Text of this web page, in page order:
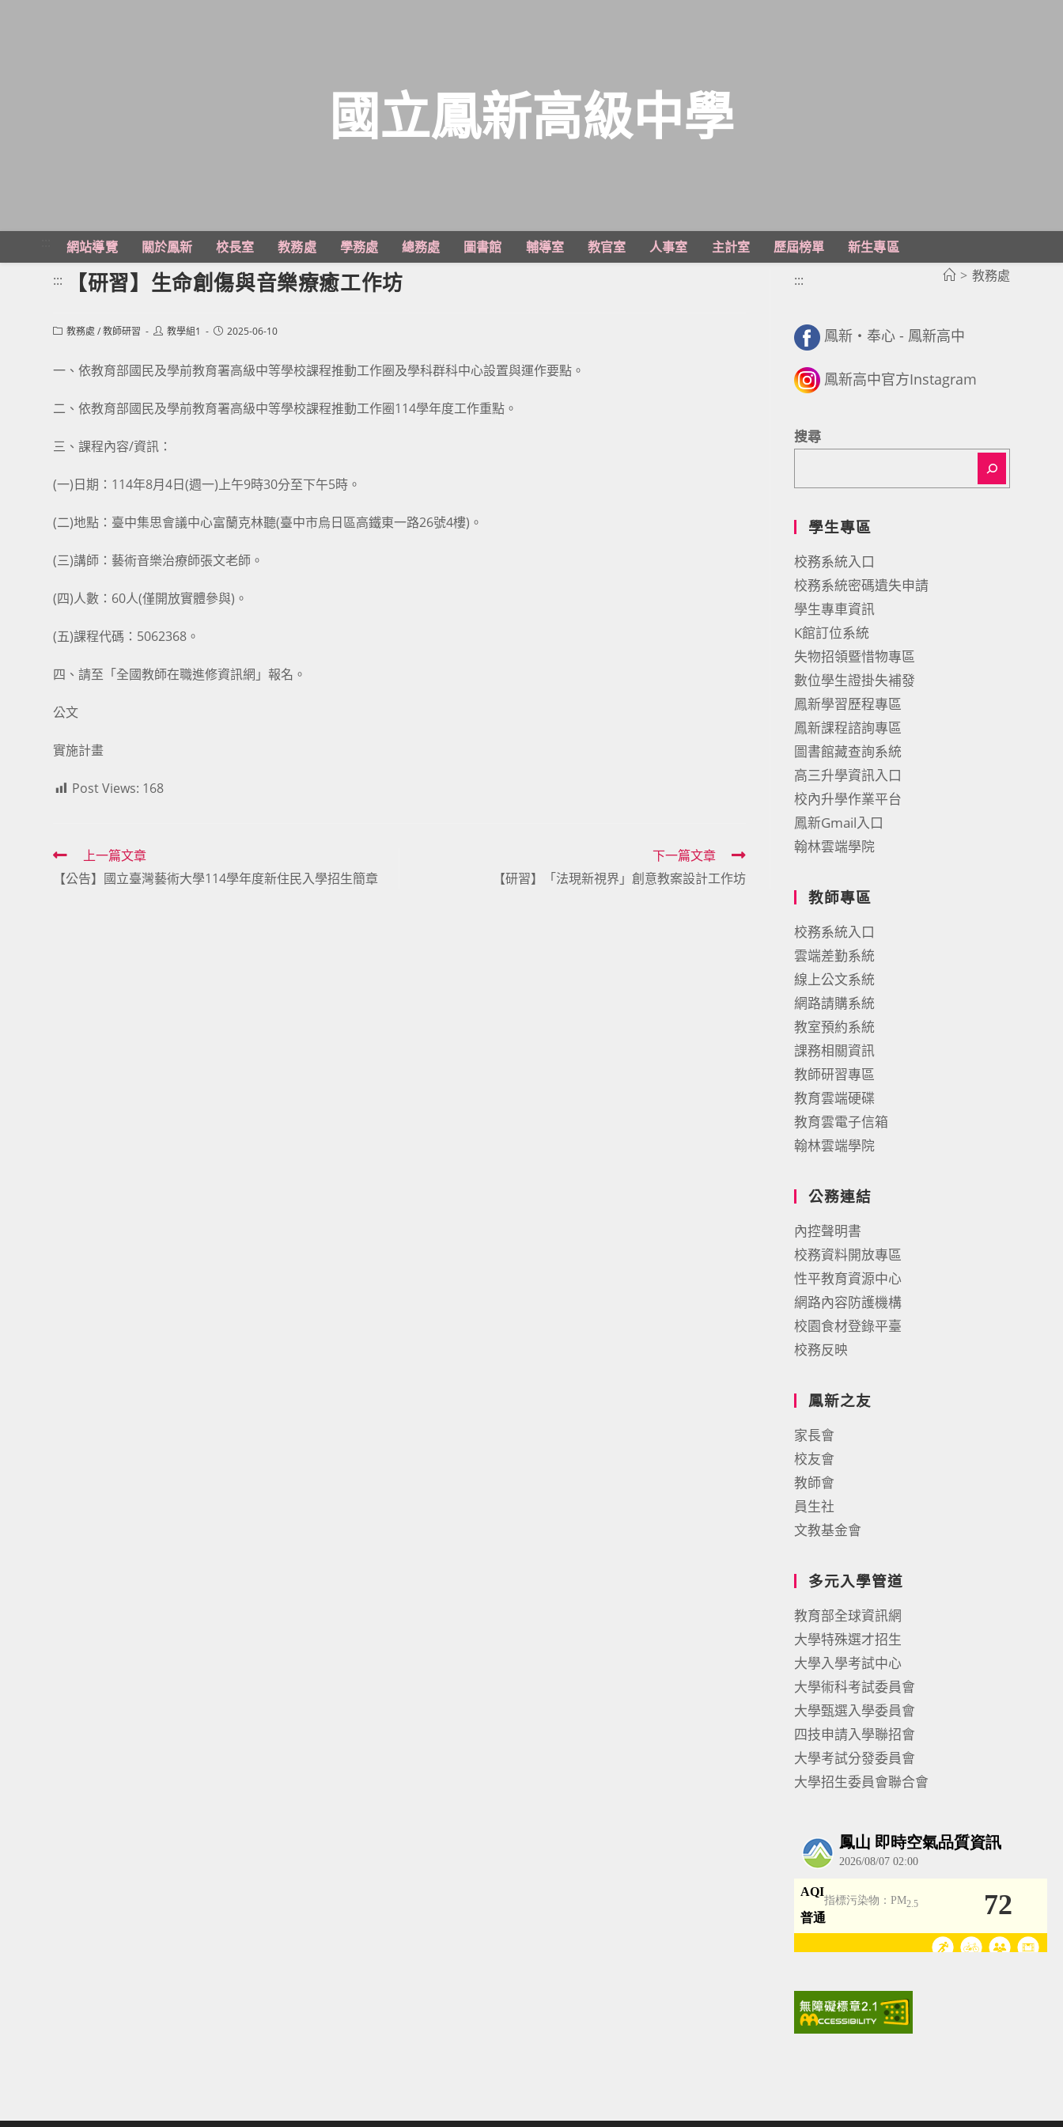
主
國立鳳新高級中學
網站導覽 關於鳳新 校長室 教務處 學務處 總務處 圖書館 輔導室 教官室 人事室 主計室 歷屆榜單
新生專區
> 教務處
::: 【研習】生命創傷與音樂療癒工作坊
Post教務處 /教師研習
Post教學組1
Post2025-06-10
一、依教育部國民及學前教育署高級中等學校課程推動工作圈及學科群科中心設置與運作要點。
二、依教育部國民及學前教育署高級中等學校課程推動工作圈114學年度工作重點。
三、課程內容/資訊：
(一)日期：114年8月4日(週一)上午9時30分至下午5時。
(二)地點：臺中集思會議中心富蘭克林聽(臺中市烏日區高鐵東一路26號4樓)。
(三)講師：藝術音樂治療師張文老師。
(四)人數：60人(僅開放實體參與)。
(五)課程代碼：5062368。
四、請至「全國教師在職進修資訊網」報名。
公文
實施計畫
Post Views: 168
Read
more
上一篇文章
【公告】國立臺灣藝術大學114學年度新住民入學招生簡章
下一篇文章
【研習】「法現新視界」創意教案設計工作坊
:::
鳳新・奉心 - 鳳新高中
鳳新高中官方Instagram
搜尋
學生專區
校務系統入口
校務系統密碼遺失申請
學生專車資訊
K館訂位系統
失物招領暨惜物專區
數位學生證掛失補發
鳳新學習歷程專區
鳳新課程諮詢專區
圖書館藏查詢系統
高三升學資訊入口
校內升學作業平台
鳳新Gmail入口
翰林雲端學院
教師專區
校務系統入口
雲端差勤系統
線上公文系統
網路請購系統
教室預約系統
課務相關資訊
教師研習專區
教育雲端硬碟
教育雲電子信箱
翰林雲端學院
公務連結
內控聲明書
校務資料開放專區
性平教育資源中心
網路內容防護機構
校園食材登錄平臺
校務反映
鳳新之友
家長會
校友會
教師會
員生社
文教基金會
多元入學管道
教育部全球資訊網
大學特殊選才招生
大學入學考試中心
大學術科考試委員會
大學甄選入學委員會
四技申請入學聯招會
大學考試分發委員會
大學招生委員會聯合會